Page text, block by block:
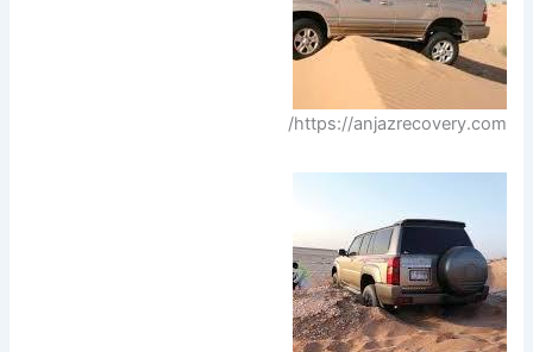
https://anjazrecovery.com/